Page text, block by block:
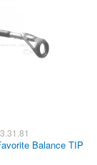
Balance TIP